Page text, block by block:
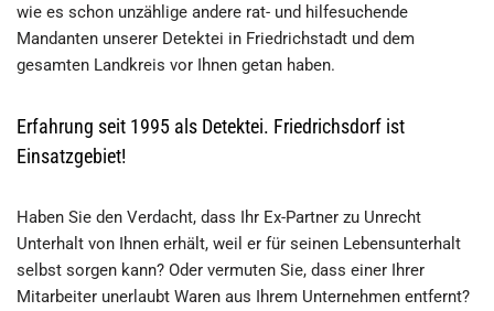
wie es schon unzählige andere rat- und hilfesuchende
Mandanten unserer Detektei in Friedrichstadt und dem
gesamten Landkreis vor Ihnen getan haben.
Erfahrung seit 1995 als Detektei. Friedrichsdorf ist
Einsatzgebiet!
Haben Sie den Verdacht, dass Ihr Ex-Partner zu Unrecht
Unterhalt von Ihnen erhält, weil er für seinen Lebensunterhalt
selbst sorgen kann? Oder vermuten Sie, dass einer Ihrer
Mitarbeiter unerlaubt Waren aus Ihrem Unternehmen entfernt?